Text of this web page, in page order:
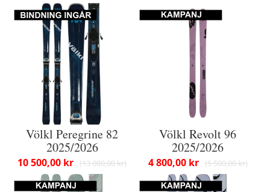
Völkl Peregrine 82
2025/2026
13 000,00 kr
10 500,00 kr
Völkl Revolt 96
2025/2026
5 500,00 kr
4 800,00 kr